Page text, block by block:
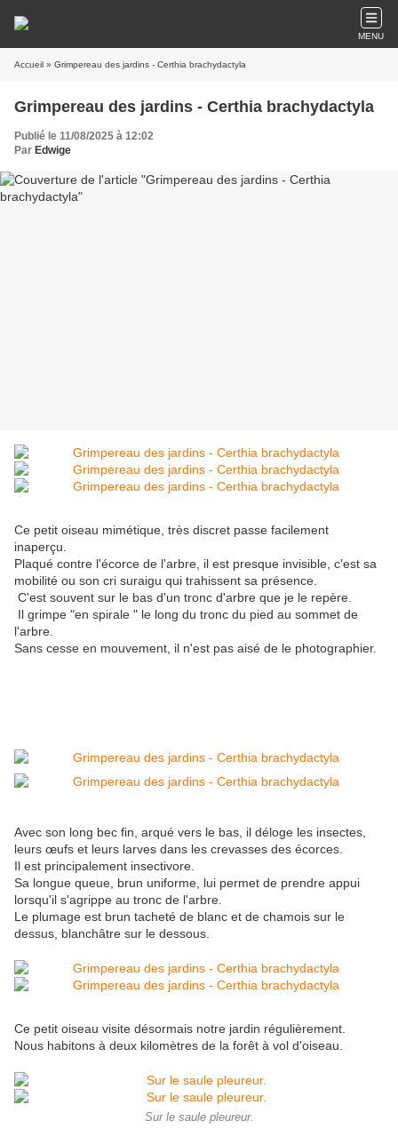
MENU
Accueil » Grimpereau des jardins - Certhia brachydactyla
Grimpereau des jardins - Certhia brachydactyla
Publié le 11/08/2025 à 12:02
Par Edwige
Ce petit oiseau mimétique, très discret passe facilement
inaperçu.
Plaqué contre l'écorce de l'arbre, il est presque invisible, c'est sa
mobilité ou son cri suraigu qui trahissent sa présence.
C'est souvent sur le bas d'un tronc d'arbre que je le repère.
Il grimpe "en spirale " le long du tronc du pied au sommet de
l'arbre.
Sans cesse en mouvement, il n'est pas aisé de le photographier.
Avec son long bec fin, arqué vers le bas, il déloge les insectes,
leurs œufs et leurs larves dans les crevasses des écorces.
Il est principalement insectivore.
Sa longue queue, brun uniforme, lui permet de prendre appui
lorsqu'il s'agrippe au tronc de l'arbre.
Le plumage est brun tacheté de blanc et de chamois sur le
dessus, blanchâtre sur le dessous.
Ce petit oiseau visite désormais notre jardin régulièrement.
Nous habitons à deux kilomètres de la forêt à vol d'oiseau.
Sur le saule pleureur.